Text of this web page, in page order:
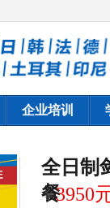
企业培训
全日制
餐
￥3950